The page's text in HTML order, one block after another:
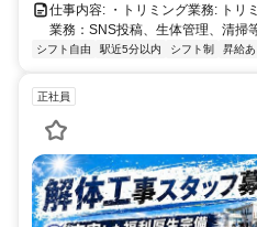
仕事内容: ・トリミング業務: トリ
業務：SNS投稿、生体管理、清掃
シフト自由 駅近5分以内 シフト制 昇給あ
正社員